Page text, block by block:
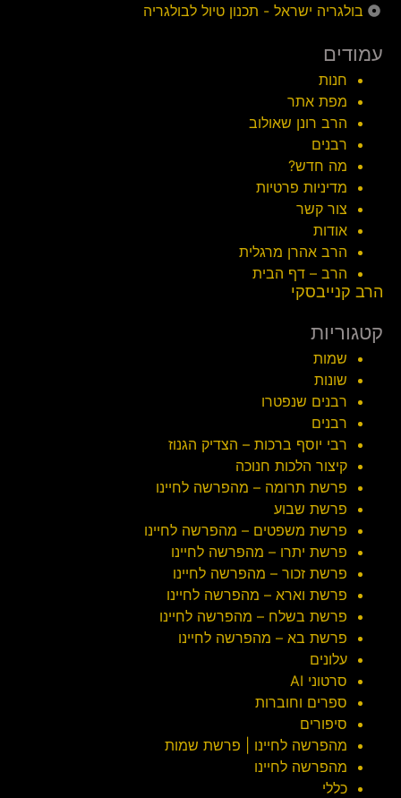
בולגריה ישראל - תכנון טיול לבולגריה
עמודים
חנות
מפת אתר
הרב רונן שאולוב
רבנים
מה חדש?
מדיניות פרטיות
צור קשר
אודות
הרב אהרן מרגלית
הרב – דף הבית
הרב קנייבסקי
קטגוריות
שמות
שונות
רבנים שנפטרו
רבנים
רבי יוסף ברכות – הצדיק הגנוז
קיצור הלכות חנוכה
פרשת תרומה – מהפרשה לחיינו
פרשת שבוע
פרשת משפטים – מהפרשה לחיינו
פרשת יתרו – מהפרשה לחיינו
פרשת זכור – מהפרשה לחיינו
פרשת וארא – מהפרשה לחיינו
פרשת בשלח – מהפרשה לחיינו
פרשת בא – מהפרשה לחיינו
עלונים
סרטוני AI
ספרים וחוברות
סיפורים
מהפרשה לחיינו | פרשת שמות
מהפרשה לחיינו
כללי